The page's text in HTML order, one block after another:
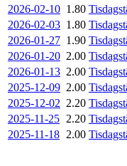
2026-02-10 1.80
2026-02-03 1.80
2026-01-27 1.90
2026-01-20 2.00
2026-01-13 2.00
2025-12-09 2.00
2025-12-02 2.20
2025-11-25 2.20
2025-11-18 2.00